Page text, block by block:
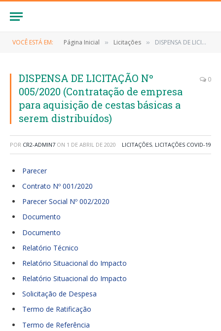
VOCÊ ESTÁ EM: Página Inicial » Licitações » DISPENSA DE LICITAÇÃO Nº 005/2020 (Contratação de empresa para aquisição de cestas básicas a serem distribuídos)
DISPENSA DE LICITAÇÃO Nº
005/2020 (Contratação de empresa
para aquisição de cestas básicas a
serem distribuídos)
0
POR CR2-ADMIN7 ON 1 DE ABRIL DE 2020 LICITAÇÕES, LICITAÇÕES COVID-19
Parecer
Contrato Nº 001/2020
Parecer Social Nº 002/2020
Documento
Documento
Relatório Técnico
Relatório Situacional do Impacto
Relatório Situacional do Impacto
Solicitação de Despesa
Termo de Ratificação
Termo de Referência